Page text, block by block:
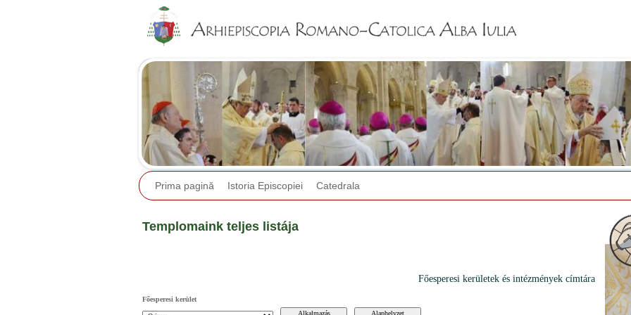
Prima pagină Istoria Episcopiei Catedrala
Templomaink teljes listája
Főesperesi kerületek és intézmények címtára
Főesperesi kerület